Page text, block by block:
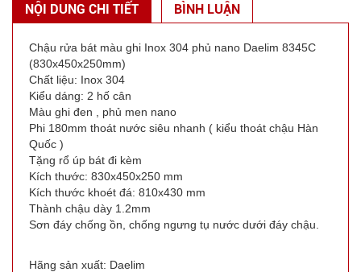
NỘI DUNG CHI TIẾT BÌNH LUẬN
Chậu rửa bát màu ghi Inox 304 phủ nano Daelim 8345C
(830x450x250mm)
Chất liệu: Inox 304
Kiểu dáng: 2 hố cân
Màu ghi đen , phủ men nano
Phi 180mm thoát nước siêu nhanh ( kiểu thoát chậu Hàn
Quốc )
Tặng rổ úp bát đi kèm
Kích thước: 830x450x250 mm
Kích thước khoét đá: 810x430 mm
Thành chậu dày 1.2mm
Sơn đáy chống ồn, chống ngưng tụ nước dưới đáy chậu.
Hãng sản xuất: Daelim